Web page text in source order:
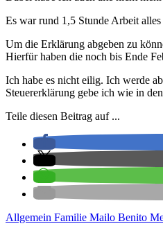
Es war rund 1,5 Stunde Arbeit
Um die Erklärung abgeben zu
Hierfür haben die noch bis Ende
Ich habe es nicht eilig. Ich werde
Steuererklärung gebe ich wie in
Teile diesen Beitrag auf ...
Allgemein Familie Mailo Benito